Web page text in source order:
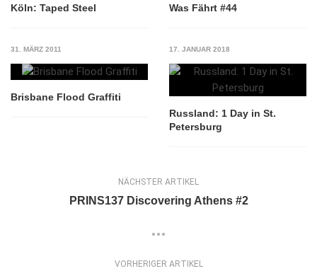
Köln: Taped Steel Was Fährt #44
31. MÄRZ 2011
Brisbane Flood Graffiti
17. JANUAR 2018
Russland: 1 Day in St.
Petersburg
NÄCHSTER ARTIKEL
PRINS137 Discovering Athens #2
VORHERIGER ARTIKEL